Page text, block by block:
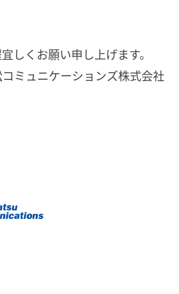
しくお願い申し上げます。
ミュニケーションズ株式会社